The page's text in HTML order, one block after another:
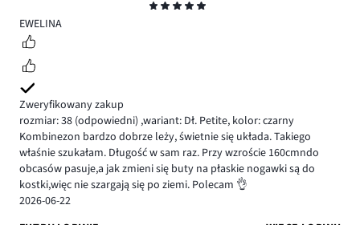
5
EWELINA
Zweryfikowany zakup
rozmiar: 38 (odpowiedni) ,wariant: Dł. Petite, kolor: czarny
Kombinezon bardzo dobrze leży, świetnie się układa. Takiego
właśnie szukałam. Długość w sam raz. Przy wzroście 160cmndo
obcasów pasuje,a jak zmieni się buty na płaskie nogawki są do
kostki,więc nie szargają się po ziemi. Polecam 👌
2026-06-22